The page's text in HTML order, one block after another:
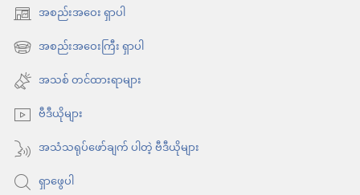
အစည်းအဝေး ရှာပါ
(window
အသစ်
င့်
နေ
ပါ
တယ်)
အစည်းအဝေးကြီး ရှာပါ
(window
အသစ်
င့်
နေ
ပါ
တယ်)
အသစ် တင်ထားရာများ
ဗီဒီယိုများ
အသံသရုပ်ဖော်ချက် ပါတဲ့ ဗီဒီယိုများ
ရှာဖွေပါ